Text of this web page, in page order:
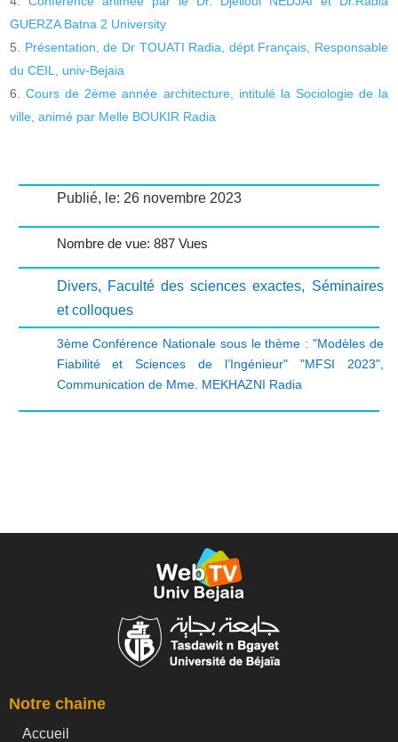
GUERZA Batna 2 University
Présentation, de Dr TOUATI Radia, dépt Français, Responsable
du CEIL, univ-Bejaia
Cours de 2ème année architecture, intitulé la Sociologie de la
ville, animé par Melle BOUKIR Radia
Publié, le: 26 novembre 2023
Nombre de vue: 887 Vues
Divers, Faculté des sciences exactes, Séminaires
et colloques
3ème Conférence Nationale sous le thème : "Modèles de
Fiabilité et Sciences de l’Ingénieur" "MFSI 2023",
Communication de Mme. MEKHAZNI Radia
Notre chaine
Accueil